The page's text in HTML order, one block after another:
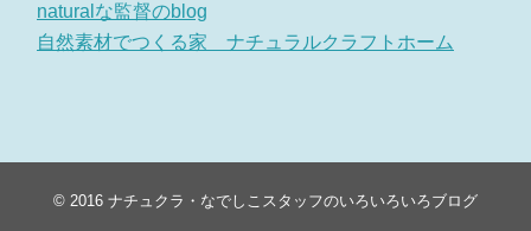
naturalな監督のblog
自然素材でつくる家 ナチュラルクラフトホーム
© 2016 ナチュクラ・なでしこスタッフのいろいろいろブログ